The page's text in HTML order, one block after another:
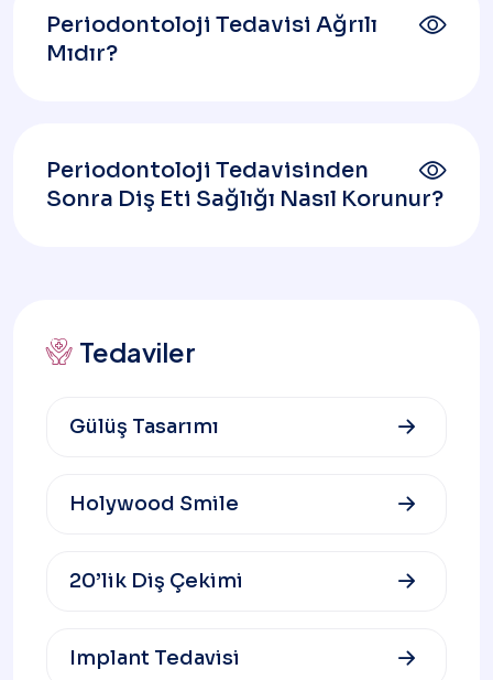
Periodontoloji Tedavisi Ağrılı
Mıdır?
Periodontoloji Tedavisinden
Sonra Diş Eti Sağlığı Nasıl Korunur?
Tedaviler
Gülüş Tasarımı
Holywood Smile
20’lik Diş Çekimi
Implant Tedavisi